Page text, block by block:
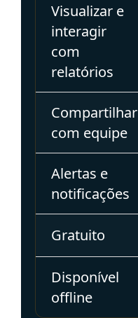
Visualizar e
interagir
com
relatórios
Compartilhar
com equipe
Alertas e
notificações
Gratuito
Disponível
offline